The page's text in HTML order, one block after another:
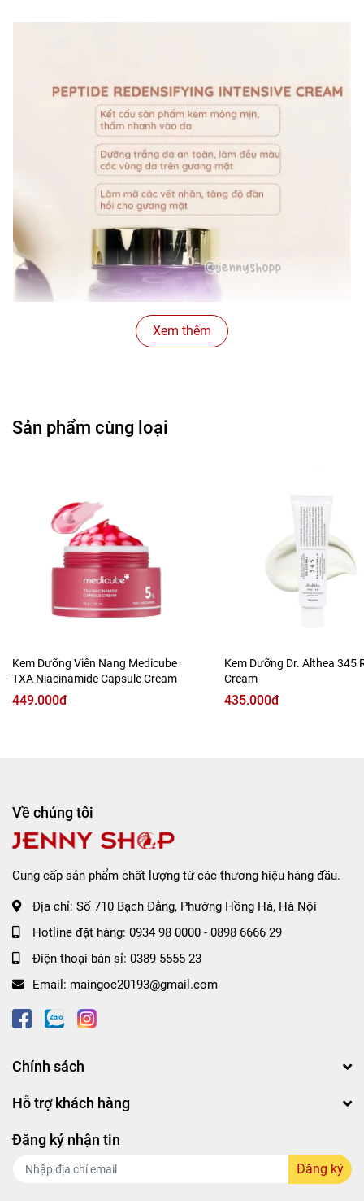
đêm, giúp phục hồi da, đồng thời giảm đi các dấu hiệu lão
hóa hiệu quả.
Bên cạnh đó, em ý còn chứa thành phần chiết xuất từ trái
Marula không chỉ cung cấp độ ẩm kịp thời mà còn giúp
duy trì độ ẩm lâu dài cho da, xoa dịu cho làn da nhạy cảm,
Sử dụng đều đặn mỗi tối để cảm nhận được làn da căng
Xem thêm
Sản phẩm cùng loại
Kem Dưỡng Viên Nang Medicube
TXA Niacinamide Capsule Cream
449.000đ
Kem Dưỡng Dr. Althea 345
Cream
435.000đ
Về chúng tôi
Cung cấp sản phẩm chất lượng từ các thương hiệu hàng đầu.
Địa chỉ: Số 710 Bạch Đằng, Phường Hồng Hà, Hà Nội
Hotline đặt hàng: 0934 98 0000 - 0898 6666 29
Điện thoại bán sỉ: 0389 5555 23
Email: maingoc20193@gmail.com
Chính sách
Hỗ trợ khách hàng
Đăng ký nhận tin
Đăng ký